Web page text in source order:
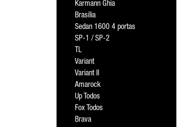
Karmann Ghia
Brasília
Sedan 1600 4 portas
SP-1 / SP-2
TL
Variant
Variant II
Amarock
Up Todos
Fox Todos
Brava